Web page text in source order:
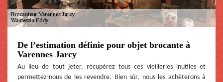
De l’estimation définie pour objet brocante à
Varennes Jarcy
Au lieu de tout jeter, récupérez tous ces vieilleries inutiles et
permettez-nous de les revendre. Bien sûr, nous les achèterons à